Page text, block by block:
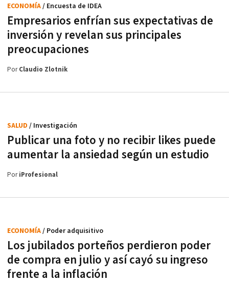
Empresarios enfrían sus expectativas de
inversión y revelan sus principales
preocupaciones
ECONOMÍA/ Encuesta de IDEA
PorClaudio Zlotnik
Publicar una foto y no recibir likes puede
aumentar la ansiedad según un estudio
SALUD / Investigación
PoriProfesional
Los jubilados porteños perdieron poder
de compra en julio y así cayó su ingreso
frente a la inflación
ECONOMÍA/ Poder adquisitivo